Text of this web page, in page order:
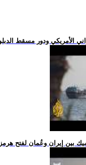
الأمريكي ودور مسقط
بين إيران وعُمان لفتح هرمز 60 يوما